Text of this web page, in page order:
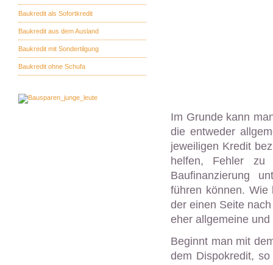
Baukredit als Sofortkredit
Baukredit aus dem Ausland
Baukredit mit Sondertilgung
Baukredit ohne Schufa
Im Grunde kann
die entweder
jeweiligen Kredit
helfen, Fehler zu
Baufinanzierung
führen können. Wie
der einen Seite
eher allgemeine
Beginnt man mit
dem Dispokredit,